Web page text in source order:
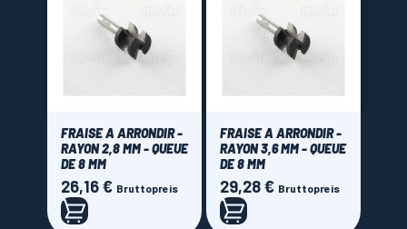
FRAISE A ARRONDIR -
RAYON 2,8 MM - QUEUE
DE 8 MM
Preis
26,16 € Bruttopreis
FRAISE A ARRONDIR -
RAYON 3,6 MM - QUEUE
DE 8 MM
Preis
29,28 € Bruttopreis